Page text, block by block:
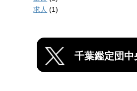
求人 (1)
千葉鑑定団中